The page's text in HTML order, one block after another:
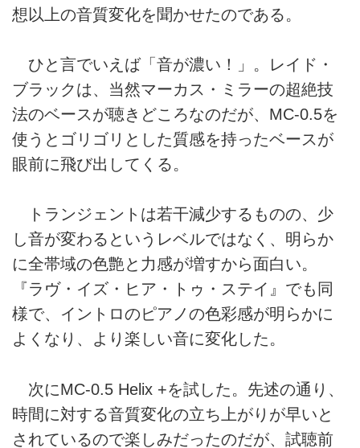
想以上の音質変化を聞かせたのである。
ひと言でいえば「音が濃い！」。レイド・
ブラックは、当然マーカス・ミラーの超絶技
法のベースが聴きどころなのだが、MC-0.5を
使うとゴリゴリとした質感を持ったベースが
眼前に飛び出してくる。
トランジェントは若干減少するものの、少
し音が変わるというレベルではなく、明らか
に全帯域の色艶と力感が増すから面白い。
『ラヴ・イズ・ヒア・トゥ・ステイ』でも同
様で、イントロのピアノの色彩感が明らかに
よくなり、より楽しい音に変化した。
次にMC-0.5 Helix +を試した。先述の通り、
時間に対する音質変化の立ち上がりが早いと
されているので楽しみだったのだが、試聴前